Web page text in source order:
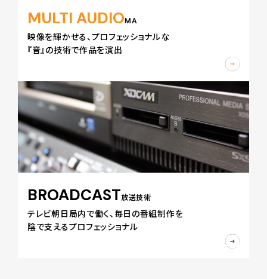
MULTI AUDIOMA
映像を輝かせる、プロフェッショナルな
『音』の技術で作品を演出
BROADCAST放送技術
テレビ朝日局内で働く、毎日の番組制作を
陰で支えるプロフェッショナル